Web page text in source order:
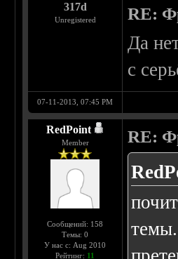
317d
Unregistered RE:
Да
с
07-11-2013, 07:45 PM
RedPoint
Member
Сообщений: 158
Темы: 0
У нас с: Aug 2010
Рейтинг: 11
RE: